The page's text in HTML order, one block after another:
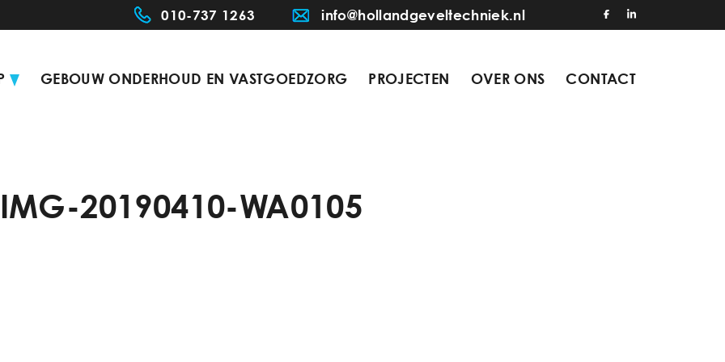
010-737 1263 info@hollandgeveltechniek.nl
GEBOUW ONDERHOUD EN VASTGOEDZORG PROJECTEN OVER ONS CONTACT
IMG-20190410-WA0105